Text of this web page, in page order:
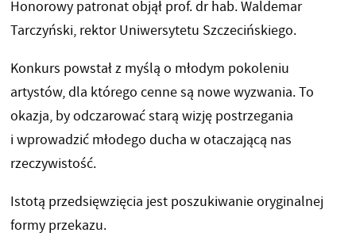
Honorowy patronat objął prof. dr hab. Waldemar
Tarczyński, rektor Uniwersytetu Szczecińskiego.
Konkurs powstał z myślą o młodym pokoleniu
artystów, dla którego cenne są nowe wyzwania. To
okazja, by odczarować starą wizję postrzegania
i wprowadzić młodego ducha w otaczającą nas
rzeczywistość.
Istotą przedsięwzięcia jest poszukiwanie oryginalnej
formy przekazu.